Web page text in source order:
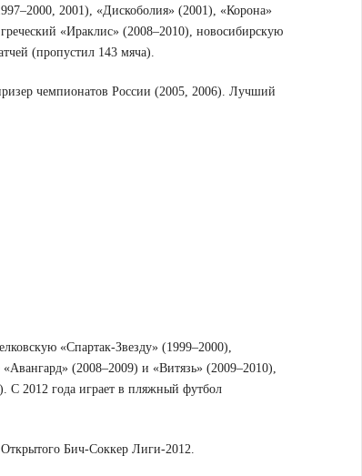
2001), «Дискоболия» (2001), «Корона»
«Ираклис» (2008–2010), новосибирскую
(пропустил 143 мяча).
чемпионатов России (2005, 2006). Лучший
«Спартак-Звезду» (1999–2000),
(2008–2009) и «Витязь» (2009–2010),
С 2012 года играет в пляжный футбол
Бич-Соккер Лиги-2012.